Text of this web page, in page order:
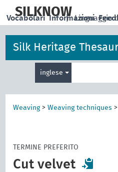
main
SILKNOW
| Linguaggio
Vocabolari Informazioni
Silk Heritage
inglese
per
la
Weaving>Weaving techniques
TERMINE PREFERITO
Cut velvet